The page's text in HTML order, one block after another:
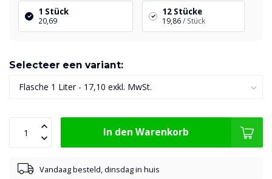
1 Stück
20,69
12 Stücke
19,86/ Stück
Selecteer een variant:
In den Warenkorb
Vandaag besteld, dinsdag in huis